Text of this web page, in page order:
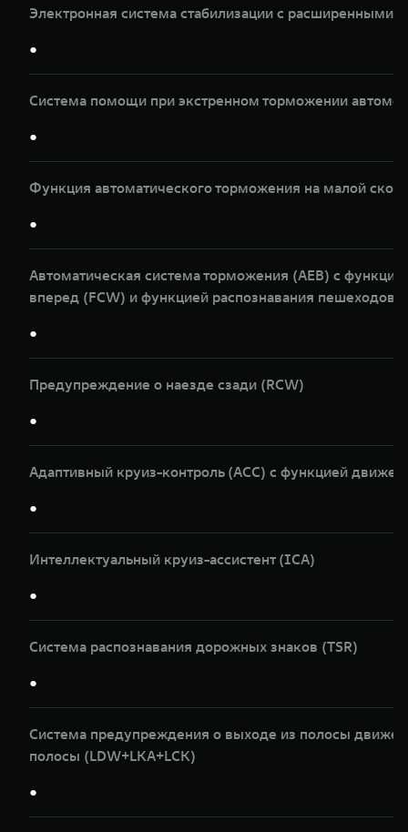
Электронная система стабилизации с расширенными
●
Система помощи при экстренном торможении
●
Функция автоматического торможения на малой
●
Автоматическая система торможения (AEB) с
вперед (FCW) и функцией распознавания пешеходов
●
Предупреждение о наезде сзади (RCW)
●
Адаптивный круиз-контроль (ACC) с функцией
●
Интеллектуальный круиз-ассистент (ICA)
●
Система распознавания дорожных знаков (TSR)
●
Система предупреждения о выходе из полосы
полосы (LDW+LKA+LCK)
●